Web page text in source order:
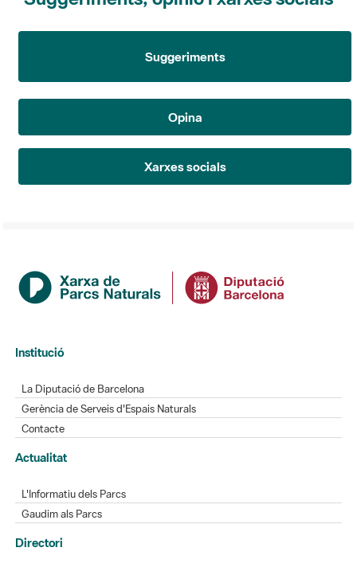
Suggeriments
Opina
Xarxes socials
Institució
La Diputació de Barcelona
Gerència de Serveis d'Espais Naturals
Contacte
Actualitat
L'Informatiu dels Parcs
Gaudim als Parcs
Directori